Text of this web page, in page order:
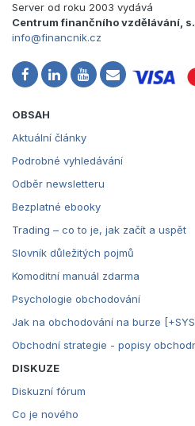
Server od roku 2003 vydává
Centrum finančního vzdělávání,
info@financnik.cz
OBSAH
Aktuální články
Podrobné vyhledávání
Odběr newsletteru
Bezplatné ebooky
Trading – co to je, jak začít a uspět
Slovník důležitých pojmů
Komoditní manuál zdarma
Psychologie obchodování
Jak na obchodování na burze
Obchodní strategie - popisy
DISKUZE
Diskuzní fórum
Co je nového